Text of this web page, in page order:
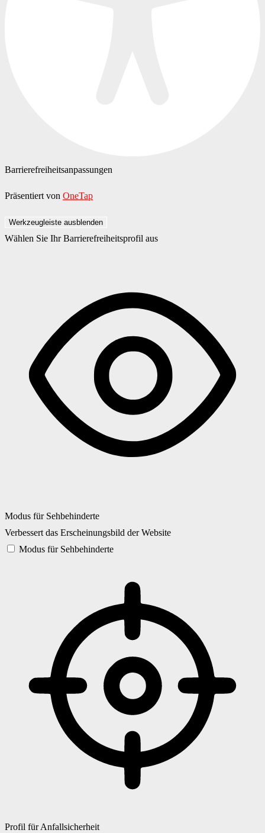
Barrierefreiheitsanpassungen
Präsentiert von OneTap
Werkzeugleiste ausblenden
Wählen Sie Ihr Barrierefreiheitsprofil aus
Modus für Sehbehinderte
Verbessert das Erscheinungsbild der Website
Modus für Sehbehinderte
Profil für Anfallsicherheit